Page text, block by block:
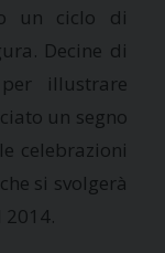
un ciclo di
Decine di
illustrare
un segno
celebrazioni
si svolgerà
2014.